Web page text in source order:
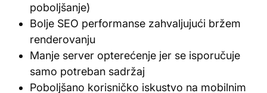
poboljšanje)
Bolje SEO performanse zahvaljujući bržem
renderovanju
Manje server opterećenje jer se isporučuje
samo potreban sadržaj
Poboljšano korisničko iskustvo na mobilnim